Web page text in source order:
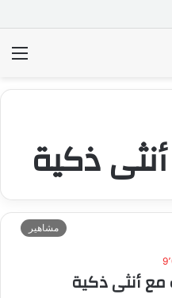
تعجزه الكلمات؟
ذكية
مشاهير
مع أنثى ذكية